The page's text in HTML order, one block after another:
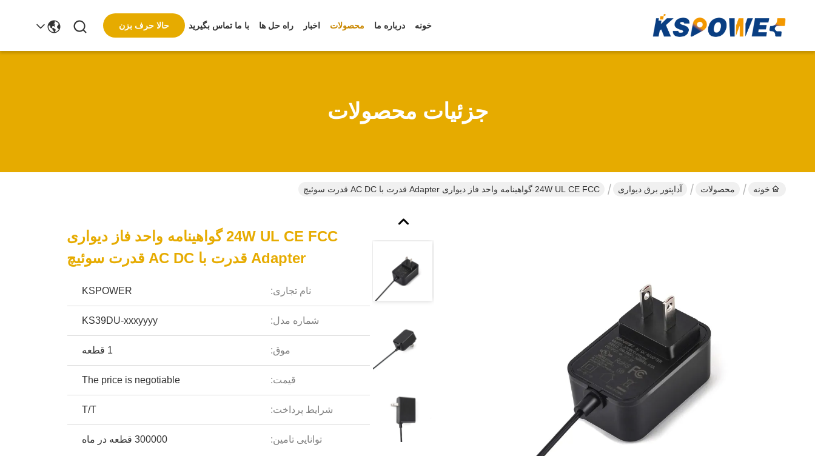
خونه درباره ما محصولات اخبار راه حل ها با ما تماس بگیرید حالا حرف بزن
جزئیات محصولات
خونه محصولات آداپتور برق دیواری 24W UL CE FCC گواهینامه واحد فاز دیواری Adapter قدرت با AC DC قدرت سوئیچ
24W UL CE FCC گواهینامه واحد فاز دیواری
Adapter قدرت با AC DC قدرت سوئیچ
نام تجاری: KSPOWER
شماره مدل: KS39DU-xxxyyyy
موق: 1 قطعه
قیمت: The price is negotiable
شرایط پرداخت: T/T
توانایی تامین: 300000 قطعه در ماه